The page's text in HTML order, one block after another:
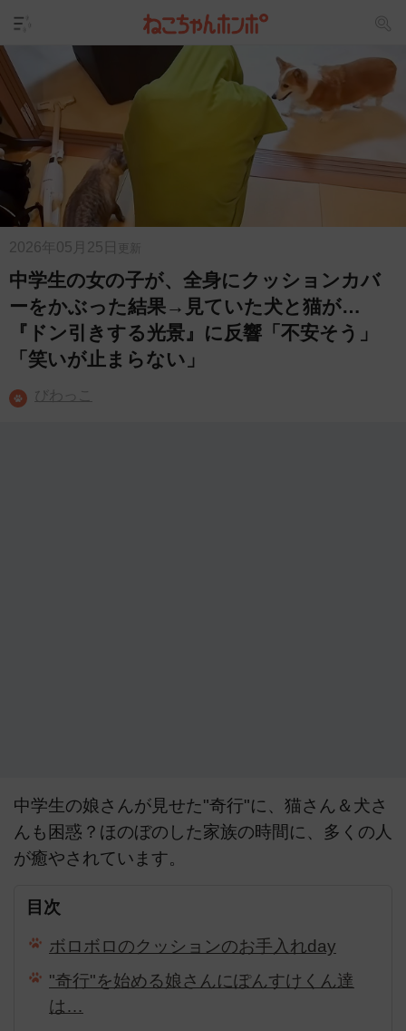
2026年05月25日 更新
中学生の女の子が、全身にクッションカバ
ーをかぶった結果→見ていた犬と猫が…
『ドン引きする光景』に反響「不安そう」
「笑いが止まらない」
びわっこ
中学生の娘さんが見せた"奇行"に、猫さん＆犬さ
んも困惑？ほのぼのした家族の時間に、多くの人
が癒やされています。
目次
ボロボロのクッションのお手入れday
"奇行"を始める娘さんにぽんすけくん達
は…